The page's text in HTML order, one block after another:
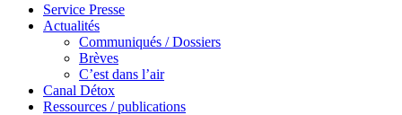
Service Presse
Actualités
Communiqués / Dossiers
Brèves
C’est dans l’air
Canal Détox
Ressources / publications